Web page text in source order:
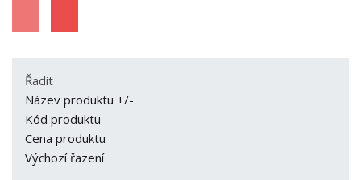
Řadit
Název produktu +/-
Kód produktu
Cena produktu
Výchozí řazení